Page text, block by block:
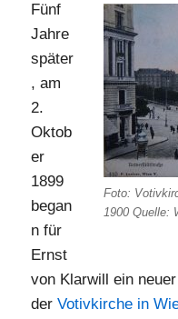
Foto:
1900 Quelle:
Fünf
Jahre
später
, am
2.
Oktob
er
1899
began
n für
Ernst
von Klarwill ein
derVotivkirche in